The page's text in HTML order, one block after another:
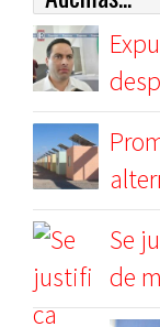
Se
de